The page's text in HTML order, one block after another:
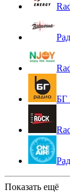
БГ
Показать ещё